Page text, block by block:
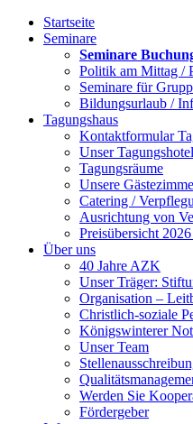
Startseite
Seminare
Seminare
Politik am Mittag /
Seminare für
Bildungsurlaub /
Tagungshaus
Kontaktformular
Unser
Tagungsräume
Unsere
Catering /
Ausrichtung von
Preisübersicht
Über uns
40 Jahre AZK
Unser Träger:
Organisation –
Christlich-soziale
Königswinterer
Unser Team
Werden Sie
Fördergeber